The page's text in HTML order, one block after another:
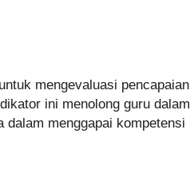
mengevaluasi pencapaian
ini menolong guru dalam
dalam menggapai kompetensi